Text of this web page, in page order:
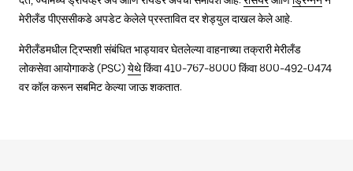
मेरीलँड पीएससीकडे अपडेट केलेले प्रस्तावित दर शेड्युल दाखल केले आहे.
मेरीलँडमधील ट्रिप्सशी संबंधित भाड्यावर घेतलेल्या वाहनाच्या तक्रारी मेरीलँड
लोकसेवा आयोगाकडे (PSC)येथेकिंवा 410-767-8000 किंवा 800-492-0474
वर कॉल करून सबमिट केल्या जाऊ शकतात.